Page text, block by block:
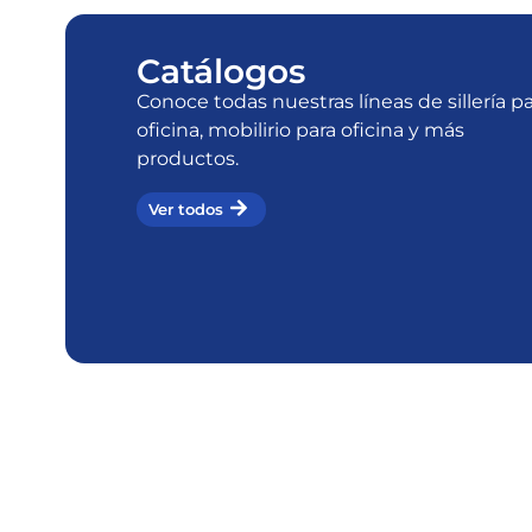
Catálogos
Conoce todas nuestras líneas de sillería
oficina, mobilirio para oficina y más
productos.
Ver todos